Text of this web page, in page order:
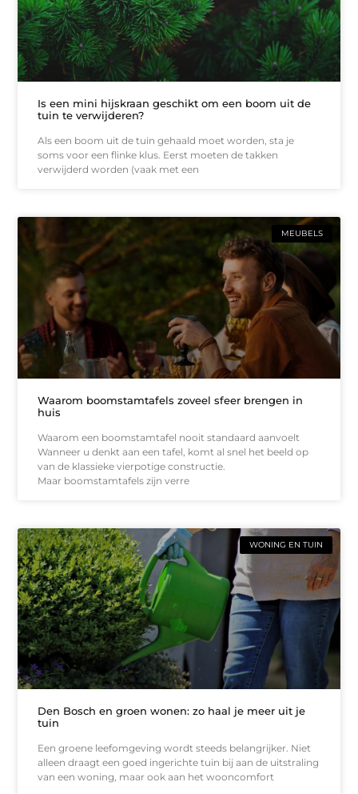
Is een mini hijskraan geschikt om een boom uit de
tuin te verwijderen?
Als een boom uit de tuin gehaald moet worden, sta je
soms voor een flinke klus. Eerst moeten de takken
verwijderd worden (vaak met een
MEUBELS
Waarom boomstamtafels zoveel sfeer brengen in
huis
Waarom een boomstamtafel nooit standaard aanvoelt
Wanneer u denkt aan een tafel, komt al snel het beeld op
van de klassieke vierpotige constructie.
Maar boomstamtafels zijn verre
WONING EN TUIN
Den Bosch en groen wonen: zo haal je meer uit je
tuin
Een groene leefomgeving wordt steeds belangrijker. Niet
alleen draagt een goed ingerichte tuin bij aan de uitstraling
van een woning, maar ook aan het wooncomfort